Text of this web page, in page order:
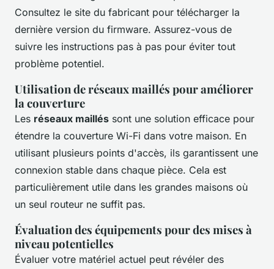
Consultez le site du fabricant pour télécharger la
dernière version du firmware. Assurez-vous de
suivre les instructions pas à pas pour éviter tout
problème potentiel.
Utilisation de réseaux maillés pour améliorer
la couverture
Les réseaux maillés sont une solution efficace pour
étendre la couverture Wi-Fi dans votre maison. En
utilisant plusieurs points d'accès, ils garantissent une
connexion stable dans chaque pièce. Cela est
particulièrement utile dans les grandes maisons où
un seul routeur ne suffit pas.
Évaluation des équipements pour des mises à
niveau potentielles
Évaluer votre matériel actuel peut révéler des